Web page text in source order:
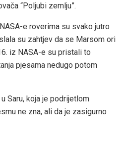
“Poljubi zemlju”.
e roverima su svako jutro
su zahtjev da se Marsom ori
iz NASA-e su pristali to
pjesama nedugo potom
Saru, koja je podrijetlom
ne zna, ali da je zasigurno